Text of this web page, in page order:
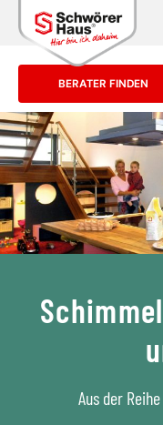
BERATER FINDEN
Aus der